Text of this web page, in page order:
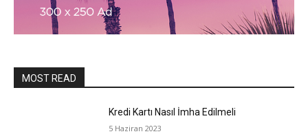
MOST READ
Kredi Kartı Nasıl İmha Edilmeli
5 Haziran 2023